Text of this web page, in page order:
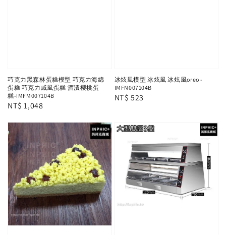
巧克力黑森林蛋糕模型 巧克力海綿
蛋糕 巧克力戚風蛋糕 酒漬櫻桃蛋
糕-IMFM007104B
Regular
NT$ 1,048
冰炫風模型 冰炫風 冰炫風oreo -
IMFN007104B
Regular
NT$ 523